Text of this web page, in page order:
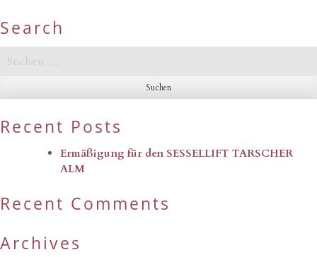
Search
Suchen
nach:
Recent Posts
Ermäßigung für den SESSELLIFT TARSCHER
ALM
Recent Comments
Archives